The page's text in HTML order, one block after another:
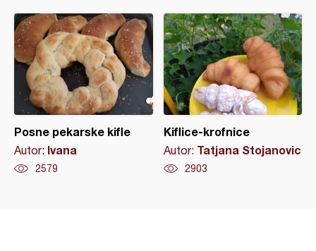
Posne pekarske kifle
Autor: Ivana
2579
Kiflice-krofnice
Autor: Tatjana Stojanovic
2903